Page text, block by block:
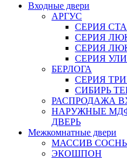
Входные двери
АРГУС
СЕРИЯ
СЕРИЯ
СЕРИЯ
СЕРИЯ
БЕРЛОГА
СЕРИЯ
СИБИРЬ
РАСПРОДАЖА
НАРУЖНЫЕ
ДВЕРЬ
Межкомнатные двери
МАССИВ
ЭКОШПОН